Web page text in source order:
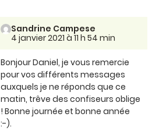
Sandrine Campese
4 janvier 2021 à 11 h 54 min
Bonjour Daniel, je vous remercie
pour vos différents messages
auxquels je ne réponds que ce
matin, trêve des confiseurs oblige
! Bonne journée et bonne année
:-).